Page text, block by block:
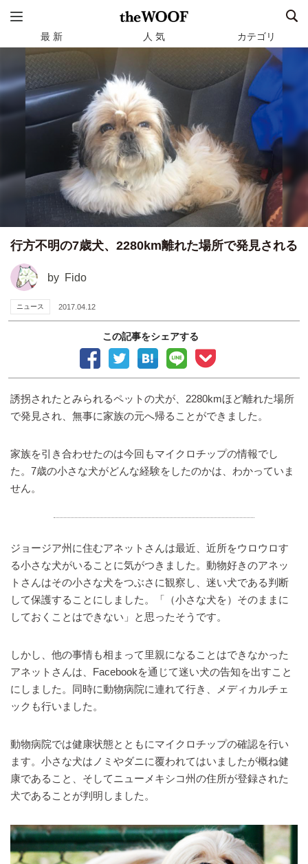
最 新 人 気 カテゴリ
行方不明の7歳犬、2280km離れた場所で発見される
by Fido
ニュース 2017.04.12
この記事をシェアする
誘拐されたとみられるペットの犬が、2280kmほど離れた場所
で発見され、無事に家族の元へ帰ることができました。
家族を引き合わせたのは今回もマイクロチップの情報でし
た。7歳の小さな犬がどんな経験をしたのかは、わかっていま
せん。
ジョージア州に住むアネットさんは最近、近所をウロウロす
る小さな犬がいることに気がつきました。動物好きのアネッ
トさんはその小さな犬をつぶさに観察し、迷い犬である判断
して保護することにしました。「（小さな犬を）そのままに
しておくことはできない」と思ったそうです。
しかし、他の事情も相まって里親になることはできなかった
アネットさんは、Facebookを通じて迷い犬の告知を出すこと
にしました。同時に動物病院に連れて行き、メディカルチェ
ックも行いました。
動物病院では健康状態とともにマイクロチップの確認を行い
ます。小さな犬はノミやダニに覆われてはいましたが概ね健
康であること、そしてニューメキシコ州の住所が登録された
犬であることが判明しました。